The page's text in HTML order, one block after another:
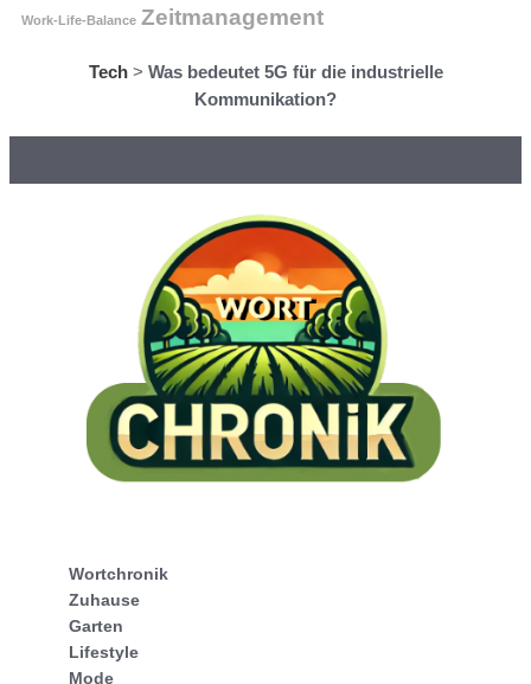
Work-Life-Balance Zeitmanagement
Tech> Was bedeutet 5G für die industrielle
Kommunikation?
Wortchronik
Zuhause
Garten
Lifestyle
Mode